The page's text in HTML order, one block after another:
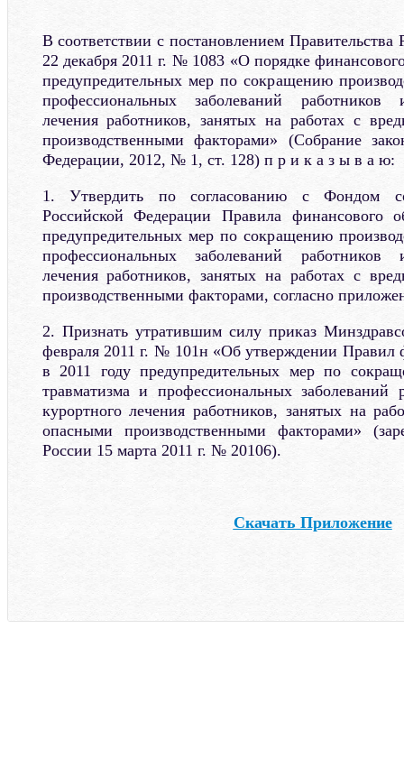
В соответствии с постановлением
22 декабря 2011 г. № 1083 «О порядке
предупредительных мер по сокращению
профессиональных заболеваний работников
лечения работников, занятых на работах с
производственными факторами» (Собрание
Федерации, 2012, № 1, ст. 128) п р и к а з ы в а ю:
1. Утвердить по согласованию с Фондом
Российской Федерации Правила финансового
предупредительных мер по сокращению
профессиональных заболеваний работников
лечения работников, занятых на работах с
производственными факторами, согласно
2. Признать утратившим силу приказ
февраля 2011 г. № 101н «Об утверждении Правил
в 2011 году предупредительных мер по
травматизма и профессиональных заболеваний
курортного лечения работников, занятых на
опасными производственными факторами»
России 15 марта 2011 г. № 20106).
Скачать Приложение